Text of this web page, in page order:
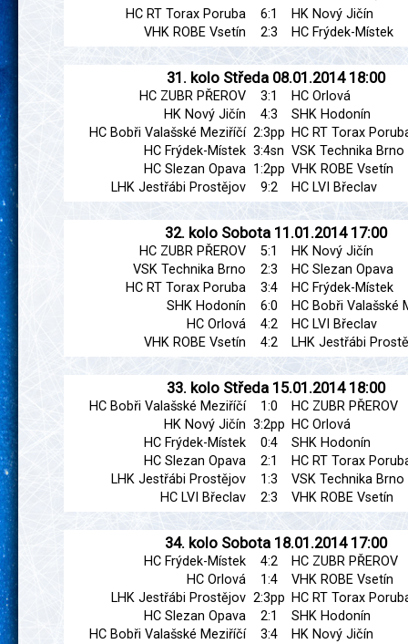
HC RT Torax Poruba
6:1
HK Nový Jičín
VHK ROBE Vsetín
2:3 HC Frýdek-Místek
31. kolo Středa 08.01.2014 18:00
HC ZUBR PŘEROV 3:1
HC Orlová
HK Nový Jičín
4:3
SHK Hodonín
HC Bobři Valašské Meziříčí 2:3pp HC RT Torax
HC Frýdek-Místek 3:4sn VSK Technika Brno
HC Slezan Opava 1:2pp VHK ROBE Vsetín
LHK Jestřábi Prostějov
9:2 HC LVI Břeclav
32. kolo Sobota 11.01.2014 17:00
HC ZUBR PŘEROV 5:1
HK Nový Jičín
VSK Technika Brno
2:3
HC Slezan Opava
HC RT Torax Poruba
3:4
HC Frýdek-Místek
SHK Hodonín
6:0
HC Bobři Valašské
HC Orlová
4:2
HC LVI Břeclav
VHK ROBE Vsetín
4:2 LHK Jestřábi
33. kolo Středa 15.01.2014 18:00
HC Bobři Valašské Meziříčí 1:0
HC ZUBR PŘEROV
HK Nový Jičín 3:2pp HC Orlová
HC Frýdek-Místek
0:4
SHK Hodonín
HC Slezan Opava
2:1
HC RT Torax
LHK Jestřábi Prostějov
1:3
VSK Technika Brno
HC LVI Břeclav
2:3 VHK ROBE Vsetín
34. kolo Sobota 18.01.2014 17:00
HC Frýdek-Místek 4:2
HC ZUBR PŘEROV
HC Orlová
1:4
VHK ROBE Vsetín
LHK Jestřábi Prostějov 2:3pp HC RT Torax
HC Slezan Opava
2:1
SHK Hodonín
HC Bobři Valašské Meziříčí
3:4
HK Nový Jičín